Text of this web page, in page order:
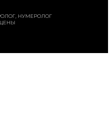
НУМЕРОЛОГ